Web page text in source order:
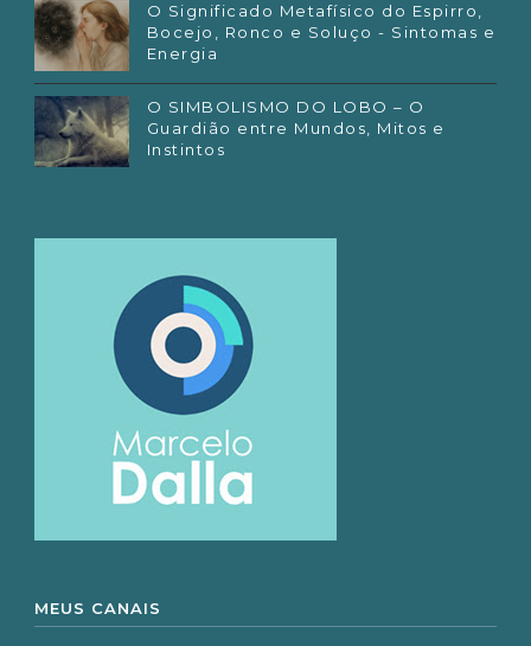
O Significado Metafísico do Espirro,
Bocejo, Ronco e Soluço - Sintomas e
Energia
O SIMBOLISMO DO LOBO – O
Guardião entre Mundos, Mitos e
Instintos
MEUS CANAIS